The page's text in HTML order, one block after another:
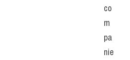
co
m
pa
nie